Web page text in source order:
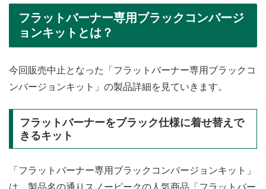
フラットバーナー専用ブラックコンバージ
ョンキットとは？
今回販売中止となった「フラットバーナー専用ブラックコ
ンバージョンキット」の製品詳細を見ていきます。
フラットバーナーをブラック仕様に着せ替えで
きるキット
「フラットバーナー専用ブラックコンバージョンキット」
は、製品名の通りスノーピークの人気商品「フラットバー